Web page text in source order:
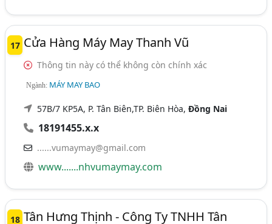
17 Cửa Hàng Máy May Thanh Vũ
Thông tin này có thể không còn chính xác
Ngành: MÁY MAY BAO
57B/7 KP5A, P. Tân Biên,TP. Biên Hòa,Đồng Nai
18191455.x.x
......vumaymay@gmail.com
www.......nhvumaymay.com
18 Tân Hưng Thịnh - Công Ty TNHH Tân